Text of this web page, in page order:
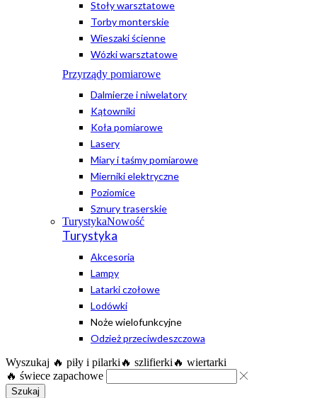
Stoły warsztatowe
Torby monterskie
Wieszaki ścienne
Wózki warsztatowe
Przyrządy pomiarowe
Dalmierze i niwelatory
Kątowniki
Koła pomiarowe
Lasery
Miary i taśmy pomiarowe
Mierniki elektryczne
Poziomice
Sznury traserskie
TurystykaNowość
Turystyka
Akcesoria
Lampy
Latarki czołowe
Lodówki
Noże wielofunkcyjne
Odzież przeciwdeszczowa
Wyszukaj 🔥 piły i pilarki 🔥 szlifierki 🔥 wiertarki
🔥 świece zapachowe
Szukaj